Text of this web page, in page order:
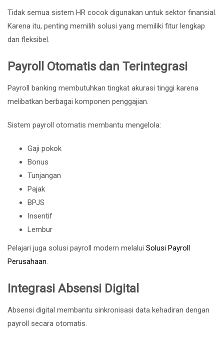
Tidak semua sistem HR cocok digunakan untuk sektor finansial.
Karena itu, penting memilih solusi yang memiliki fitur lengkap
dan fleksibel.
Payroll Otomatis dan Terintegrasi
Payroll banking membutuhkan tingkat akurasi tinggi karena
melibatkan berbagai komponen penggajian.
Sistem payroll otomatis membantu mengelola:
Gaji pokok
Bonus
Tunjangan
Pajak
BPJS
Insentif
Lembur
Pelajari juga solusi payroll modern melalui Solusi Payroll
Perusahaan.
Integrasi Absensi Digital
Absensi digital membantu sinkronisasi data kehadiran dengan
payroll secara otomatis.